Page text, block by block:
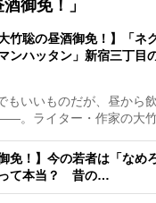
御免！」
大竹聡の昼酒御免！】「ネ
マンハッタン」新宿三丁
いいものだが、昼から
。ライター・作家の大
免！】今の若者は「なめ
て本当？ 昔の…